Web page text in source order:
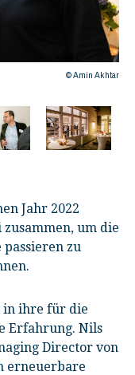
© Amin Akhtar
Jahr 2022
um die
zu
in ihre für die
Erfahrung. Nils
Director von
erneuerbare